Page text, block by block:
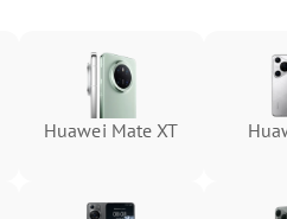
Huawei Mate XT